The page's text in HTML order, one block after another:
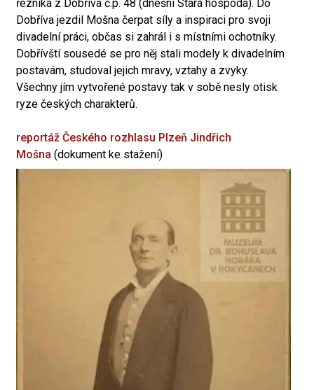
řezníka z Dobříva č.p. 48 (dnešní Stará hospoda). Do
Dobříva jezdil Mošna čerpat síly a inspiraci pro svoji
divadelní práci, občas si zahrál i s místními ochotníky.
Dobřívští sousedé se pro něj stali modely k divadelním
postavám, studoval jejich mravy, vztahy a zvyky.
Všechny jím vytvořené postavy tak v sobě nesly otisk
ryze českých charakterů.
reportáž Českého rozhlasu Plzeň Jindřich
Mošna (dokument ke stažení)